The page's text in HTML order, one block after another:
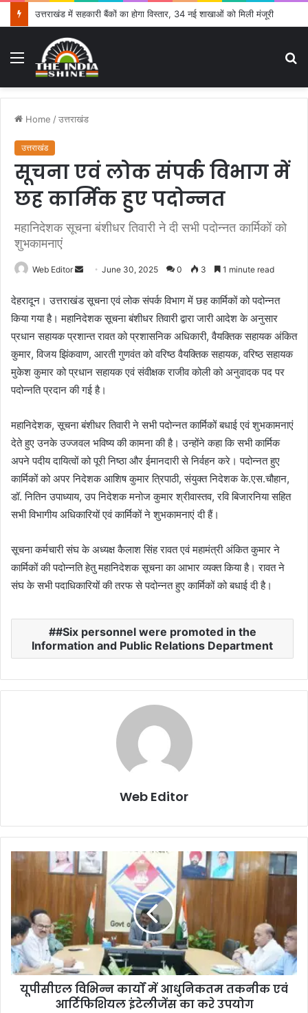
उत्तराखंड में सहकारी बैंकों का होगा विस्तार, 34 नई शाखाओं को मिली मंजूरी
Menu
Home /उत्तराखंड
उत्तराखंड
सूचना एवं लोक संपर्क विभाग में
छह कार्मिक हुए पदोन्नत
महानिदेशक सूचना बंशीधर तिवारी ने दी सभी पदोन्नत कार्मिकों को
शुभकामनाएं
Web Editor
n
d
a
n
e
m
i
June 30, 2025 0 3 1 minute read
देहरादून। उत्तराखंड सूचना एवं लोक संपर्क विभाग में छह कार्मिकों को पदोन्नत
किया गया है। महानिदेशक सूचना बंशीधर तिवारी द्वारा जारी आदेश के अनुसार
प्रधान सहायक प्रशान्त रावत को प्रशासनिक अधिकारी, वैयक्तिक सहायक अंकित
कुमार, विजय झिंकवाण, आरती गुणवंत को वरिष्ठ वैयक्तिक सहायक, वरिष्ठ सहायक
मुकेश कुमार को प्रधान सहायक एवं संवीक्षक राजीव कोली को अनुवादक पद पर
पदोन्नति प्रदान की गई है।
महानिदेशक, सूचना बंशीधर तिवारी ने सभी पदोन्नत कार्मिकों बधाई एवं शुभकामनाएं
देते हुए उनके उज्जवल भविष्य की कामना की है। उन्होंने कहा कि सभी कार्मिक
अपने पदीय दायित्वों को पूरी निष्ठा और ईमानदारी से निर्वहन करे। पदोन्नत हुए
कार्मिकों को अपर निदेशक आशिष कुमार त्रिपाठी, संयुक्त निदेशक के.एस.चौहान,
डॉ. नितिन उपाध्याय, उप निदेशक मनोज कुमार श्रीवास्तव, रवि बिजारनिया सहित
सभी विभागीय अधिकारियों एवं कार्मिकों ने शुभकामनाएं दी हैं।
सूचना कर्मचारी संघ के अध्यक्ष कैलाश सिंह रावत एवं महामंत्री अंकित कुमार ने
कार्मिकों की पदोन्नति हेतु महानिदेशक सूचना का आभार व्यक्त किया है। रावत ने
संघ के सभी पदाधिकारियों की तरफ से पदोन्नत हुए कार्मिकों को बधाई दी है।
#Six personnel were promoted in the
Information and Public Relations Department
Web Editor
यूपीसीएल विभिन्न कार्यों में आधुनिकतम तकनीक एवं
आर्टिफिशियल इंटेलीजेंस का करे उपयोग